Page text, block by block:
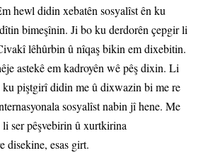
hewl didin xebatên sosyalîst ên ku
bimeşînin. Ji bo ku derdorên çepgir li
lêhûrbin û nîqaş bikin em dixebitin.
astekê em kadroyên wê pêş dixin. Li
piştgirî didin me û dixwazin bi me re
sosyalîst nabin jî hene. Me
ser pêşvebirin û xurtkirina
disekine, esas girt.